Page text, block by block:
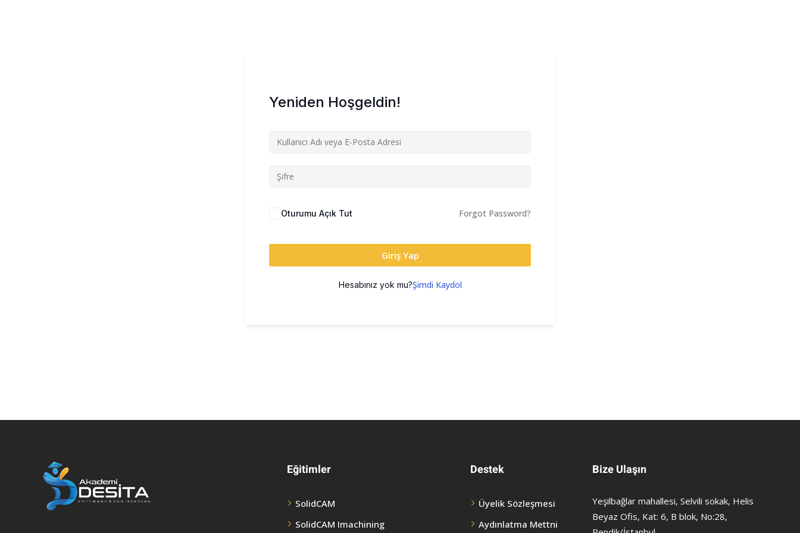
Yeniden Hoşgeldin!
Oturumu Açık Tut Forgot Password?
Giriş Yap
Hesabınız yok mu?Şimdi Kaydol
Eğitimler
SolidCAM
SolidCAM Imachining
Destek
Üyelik Sözleşmesi
Aydınlatma Mettni
Bize Ulaşın
Yeşilbağlar mahallesi, Selvili sokak, Helis
Beyaz Ofis, Kat: 6, B blok, No:28,